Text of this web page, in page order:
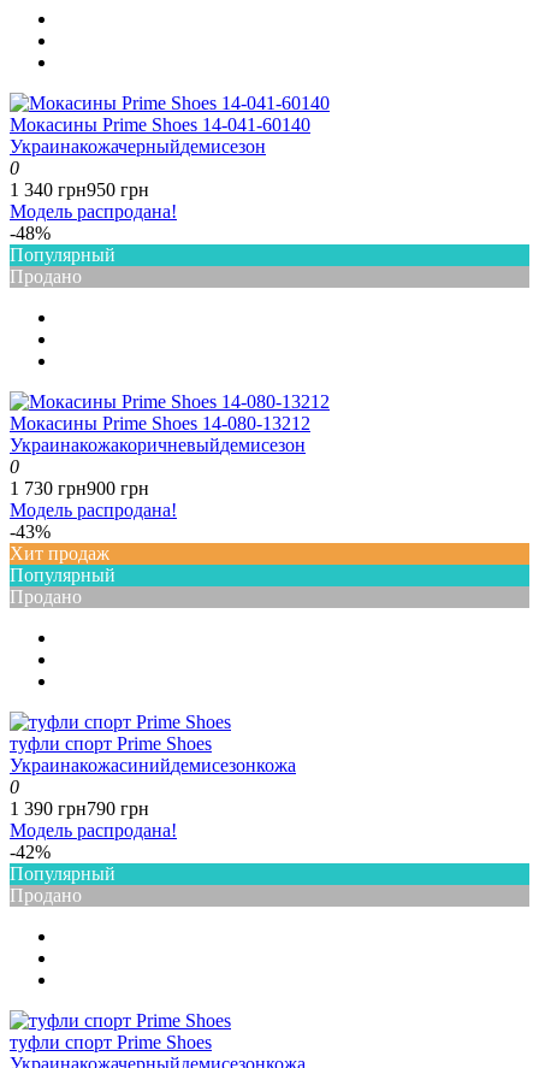
Мокасины Prime Shoes 14-041-60140
Украинакожачерныйдемисезон
0
1 340 грн950 грн
Модель распродана!
-48%
Популярный
Продано
Мокасины Prime Shoes 14-080-13212
Украинакожакоричневыйдемисезон
0
1 730 грн900 грн
Модель распродана!
-43%
Хит продаж
Популярный
Продано
туфли спорт Prime Shoes
Украинакожасинийдемисезонкожа
0
1 390 грн790 грн
Модель распродана!
-42%
Популярный
Продано
туфли спорт Prime Shoes